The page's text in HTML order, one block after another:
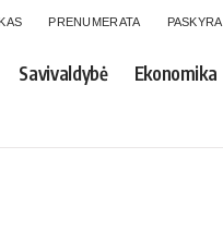
PRENUMERATA PASKYRA
Savivaldybė Ekonomika